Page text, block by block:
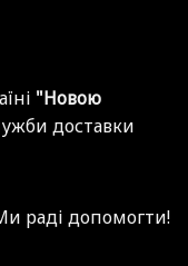
"Новою
доставки
раді допомогти!